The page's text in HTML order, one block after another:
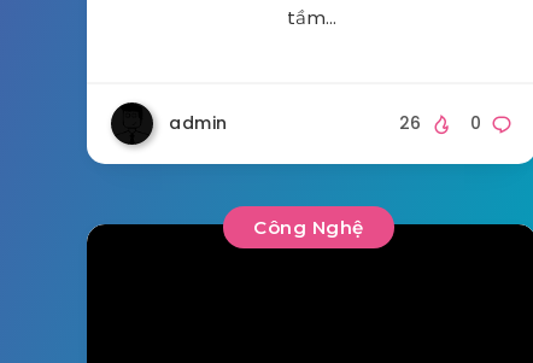
tầm…
admin 0
26
Công Nghệ